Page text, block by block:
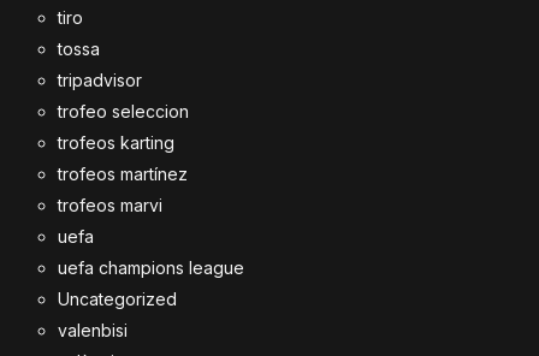
tiro
tossa
tripadvisor
trofeo seleccion
trofeos karting
trofeos martínez
trofeos marvi
uefa
uefa champions league
Uncategorized
valenbisi